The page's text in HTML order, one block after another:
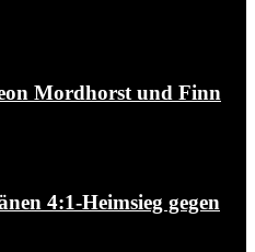
Mordhorst und Finn
4:1-Heimsieg gegen